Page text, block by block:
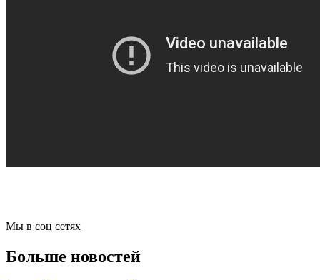
Мы в соц сетях
Больше новостей